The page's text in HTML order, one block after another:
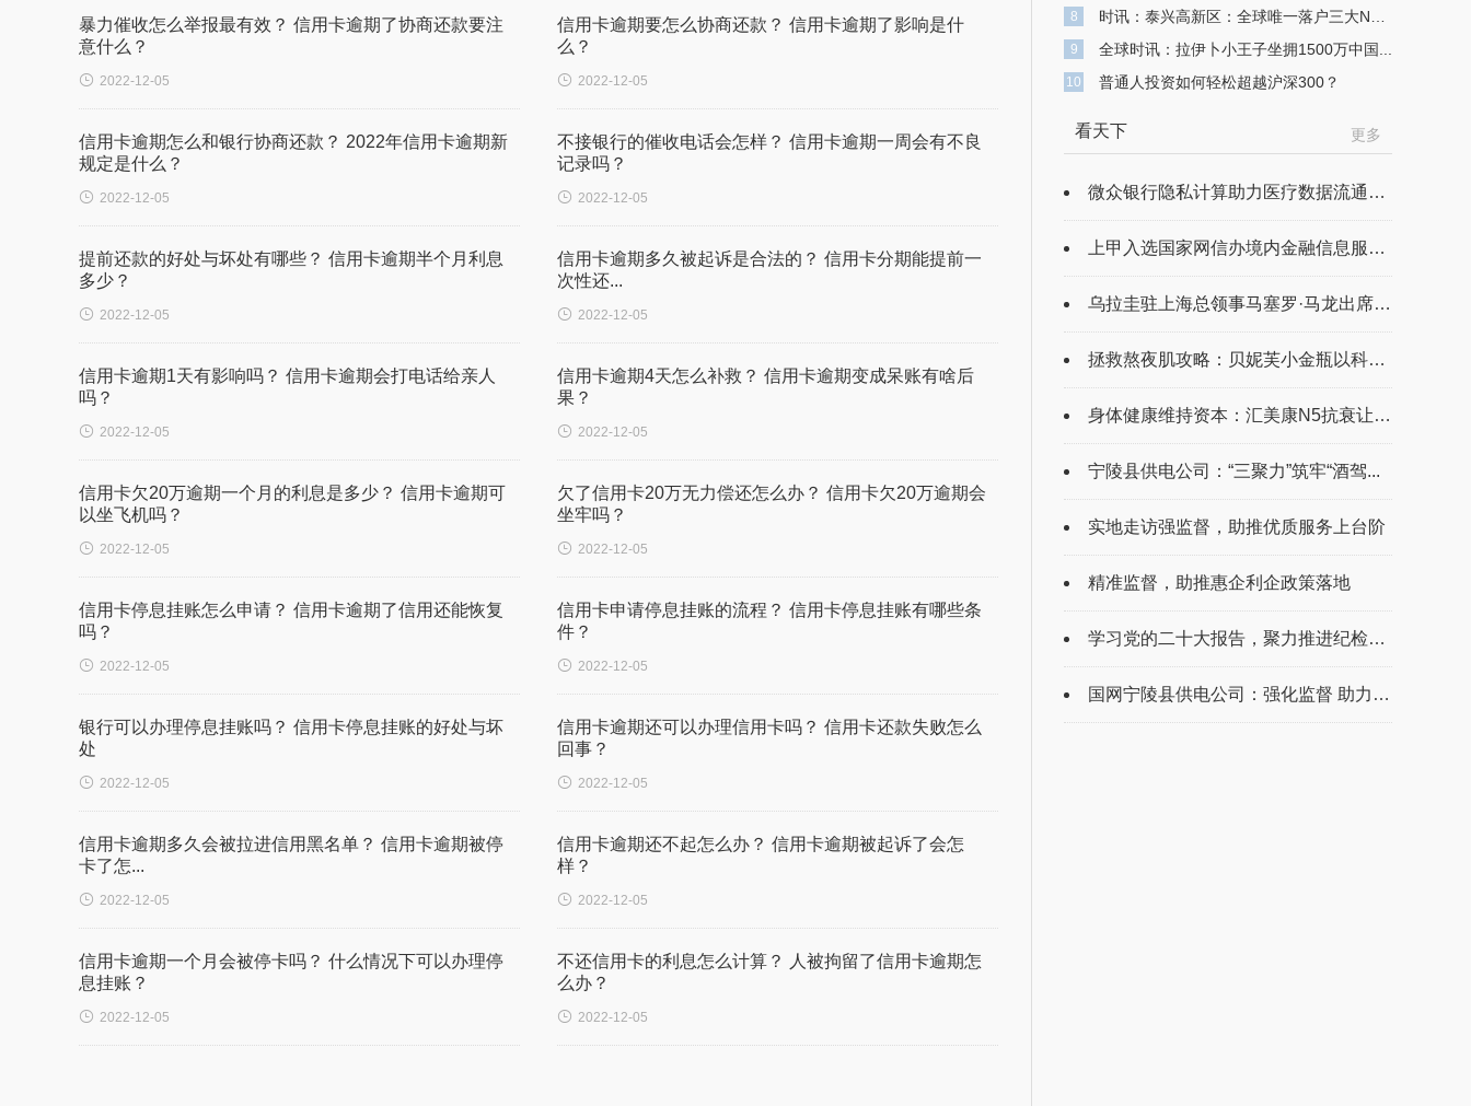
暴力催收怎么举报最有效？ 信用卡逾期了协商还款要注
意什么？
 2022-12-05
信用卡逾期要怎么协商还款？ 信用卡逾期了影响是什
么？
 2022-12-05
信用卡逾期怎么和银行协商还款？ 2022年信用卡逾期新
规定是什么？
 2022-12-05
不接银行的催收电话会怎样？ 信用卡逾期一周会有不良
记录吗？
 2022-12-05
提前还款的好处与坏处有哪些？ 信用卡逾期半个月利息
多少？
 2022-12-05
信用卡逾期多久被起诉是合法的？ 信用卡分期能提前一
次性还...
 2022-12-05
信用卡逾期1天有影响吗？ 信用卡逾期会打电话给亲人
吗？
 2022-12-05
信用卡逾期4天怎么补救？ 信用卡逾期变成呆账有啥后
果？
 2022-12-05
信用卡欠20万逾期一个月的利息是多少？ 信用卡逾期可
以坐飞机吗？
 2022-12-05
欠了信用卡20万无力偿还怎么办？ 信用卡欠20万逾期会
坐牢吗？
 2022-12-05
信用卡停息挂账怎么申请？ 信用卡逾期了信用还能恢复
吗？
 2022-12-05
信用卡申请停息挂账的流程？ 信用卡停息挂账有哪些条
件？
 2022-12-05
银行可以办理停息挂账吗？ 信用卡停息挂账的好处与坏
处
 2022-12-05
信用卡逾期还可以办理信用卡吗？ 信用卡还款失败怎么
回事？
 2022-12-05
信用卡逾期多久会被拉进信用黑名单？ 信用卡逾期被停
卡了怎...
 2022-12-05
信用卡逾期还不起怎么办？ 信用卡逾期被起诉了会怎
样？
 2022-12-05
信用卡逾期一个月会被停卡吗？ 什么情况下可以办理停
息挂账？
 2022-12-05
不还信用卡的利息怎么计算？ 人被拘留了信用卡逾期怎
么办？
 2022-12-05
8 时讯：泰兴高新区：全球唯一落户三大N型...
9 全球时讯：拉伊卜小王子坐拥1500万中国...
10 普通人投资如何轻松超越沪深300？
看天下 更多
微众银行隐私计算助力医疗数据流通，合...
上甲入选国家网信办境内金融信息服务机...
乌拉圭驻上海总领事马塞罗·马龙出席宁...
拯救熬夜肌攻略：贝妮芙小金瓶以科技实...
身体健康维持资本：汇美康N5抗衰让青春...
宁陵县供电公司：“三聚力”筑牢“酒驾...
实地走访强监督，助推优质服务上台阶
精准监督，助推惠企利企政策落地
学习党的二十大报告，聚力推进纪检工作
国网宁陵县供电公司：强化监督 助力优...